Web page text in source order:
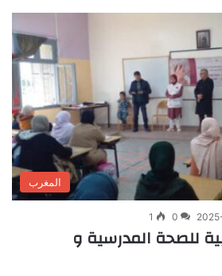
المغرب
0
1
للصحة المدرسية و